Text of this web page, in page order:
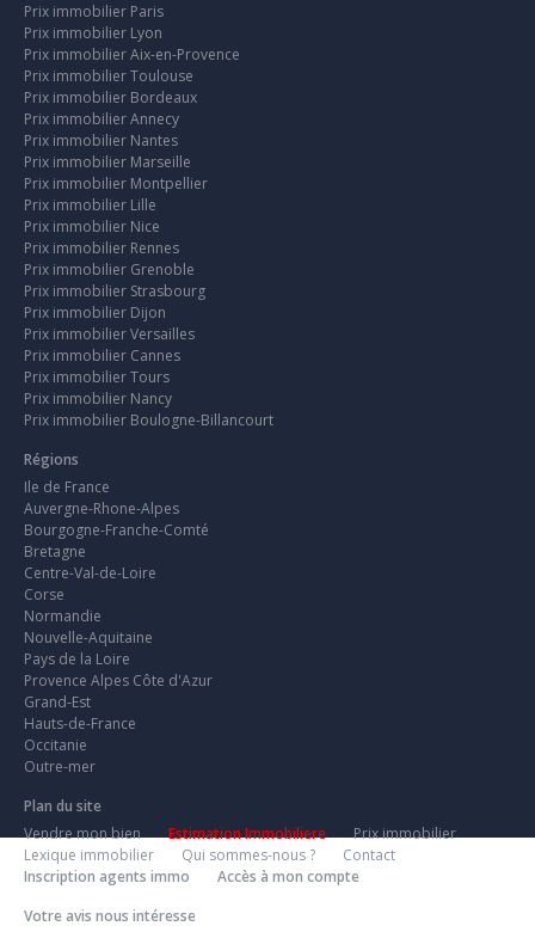
Prix immobilier Paris
Prix immobilier Lyon
Prix immobilier Aix-en-Provence
Prix immobilier Toulouse
Prix immobilier Bordeaux
Prix immobilier Annecy
Prix immobilier Nantes
Prix immobilier Marseille
Prix immobilier Montpellier
Prix immobilier Lille
Prix immobilier Nice
Prix immobilier Rennes
Prix immobilier Grenoble
Prix immobilier Strasbourg
Prix immobilier Dijon
Prix immobilier Versailles
Prix immobilier Cannes
Prix immobilier Tours
Prix immobilier Nancy
Prix immobilier Boulogne-Billancourt
Régions
Ile de France
Auvergne-Rhone-Alpes
Bourgogne-Franche-Comté
Bretagne
Centre-Val-de-Loire
Corse
Normandie
Nouvelle-Aquitaine
Pays de la Loire
Provence Alpes Côte d'Azur
Grand-Est
Hauts-de-France
Occitanie
Outre-mer
Plan du site
Vendre mon bien
Estimation Immobiliere
Prix immobilier
Lexique immobilier
Qui sommes-nous ?
Contact
Inscription agents immo
Accès à mon compte
Votre avis nous intéresse